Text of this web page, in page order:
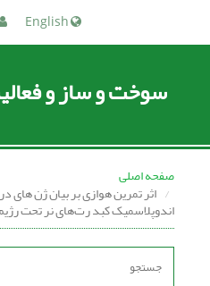
سوخت و ساز و
صفحه اصلی
اثر تمرین هوازی بر بیان ژن
اندوپلاسمیک کبد رت‌های نر تحت